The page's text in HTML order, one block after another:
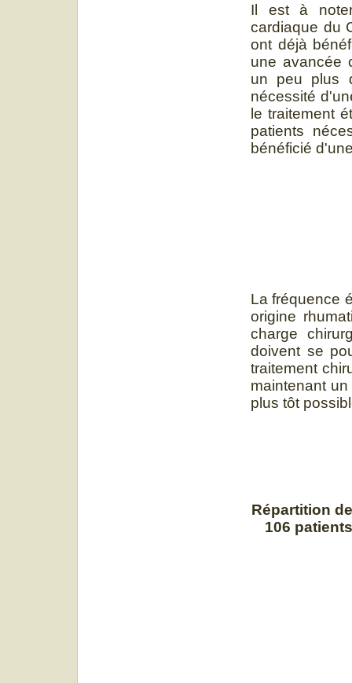
Il est à noter
cardiaque du
ont déjà
une avancée
un peu plus
nécessité
le traitement
patients
bénéficié
La fréquence
origine
charge
doivent se
traitement
maintenant
plus tôt
Répartition
106